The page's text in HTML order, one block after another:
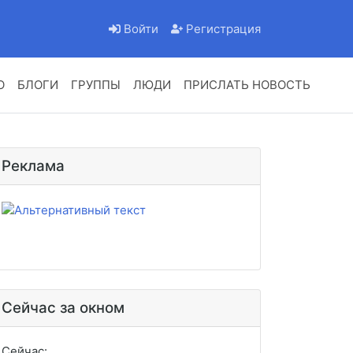
Войти Регистрация
БЛОГИ ГРУППЫ ЛЮДИ ПРИСЛАТЬ НОВОСТЬ
Реклама
Сейчас за окном